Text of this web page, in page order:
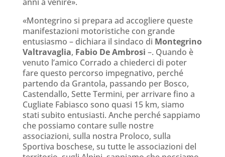
«Montegrino si prepara ad accogliere queste
manifestazioni motoristiche con grande
entusiasmo – dichiara il sindaco di Montegrino
Valtravaglia, Fabio De Ambrosi –. Quando è
venuto l’amico Corrado a chiederci di poter
fare questo percorso impegnativo, perché
partendo da Grantola, passando per Bosco,
Castendallo, Sette Termini, per arrivare fino a
Cugliate Fabiasco sono quasi 15 km, siamo
stati subito entusiasti. Anche perché sappiamo
che possiamo contare sulle nostre
associazioni, sulla nostra Proloco, sulla
Sportiva boschese, su tutte le associazioni del